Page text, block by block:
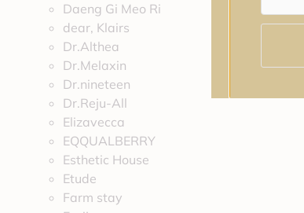
Daeng Gi Meo Ri
dear, Klairs
Dr.Althea
Dr.Melaxin
Dr.nineteen
Dr.Reju-All
Elizavecca
EQQUALBERRY
Esthetic House
Etude
Farm stay